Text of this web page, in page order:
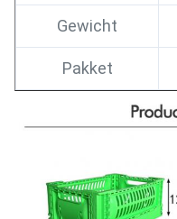
Gewicht
Pakket